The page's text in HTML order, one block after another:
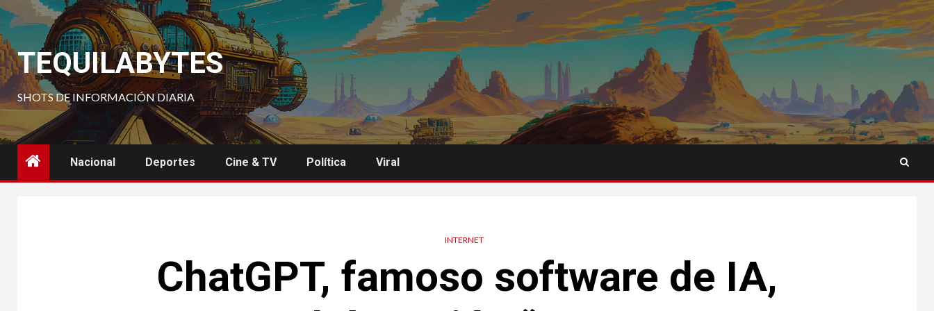
Saltar
al
contenido
TEQUILABYTES
SHOTS DE INFORMACIÓN DIARIA
Nacional Deportes Cine & TV Política Viral
INTERNET
ChatGPT, famoso software de IA,